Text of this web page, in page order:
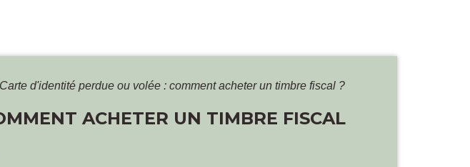
Carte d'identité perdue ou volée : comment acheter un timbre fiscal ?
ACHETER UN TIMBRE FISCAL